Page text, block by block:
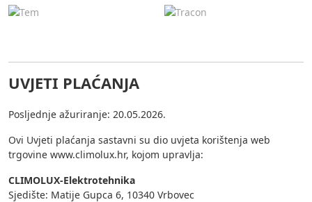
UVJETI PLAĆANJA
Posljednje ažuriranje: 20.05.2026.
Ovi Uvjeti plaćanja sastavni su dio uvjeta korištenja web
trgovine www.climolux.hr, kojom upravlja:
CLIMOLUX-Elektrotehnika
Sjedište: Matije Gupca 6, 10340 Vrbovec